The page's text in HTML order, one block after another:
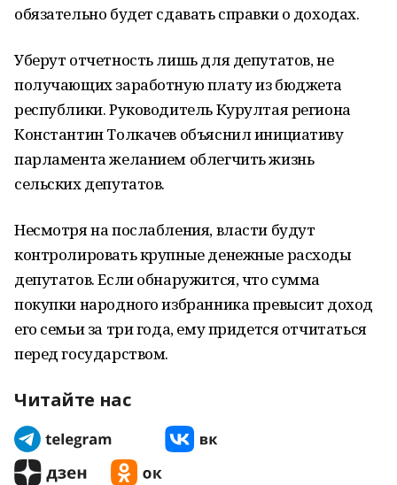
обязательно будет сдавать справки о доходах.
Уберут отчетность лишь для депутатов, не
получающих заработную плату из бюджета
республики. Руководитель Курултая региона
Константин Толкачев объяснил инициативу
парламента желанием облегчить жизнь
сельских депутатов.
Несмотря на послабления, власти будут
контролировать крупные денежные расходы
депутатов. Если обнаружится, что сумма
покупки народного избранника превысит доход
его семьи за три года, ему придется отчитаться
перед государством.
Читайте нас